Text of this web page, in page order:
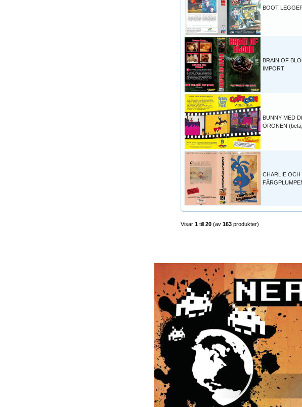
BOOT
BRAIN OF
IMPORT
BUNNY MED
ÖRONEN
CHARLIE OCH
Visar 1 till 20 (av 163 produkter)